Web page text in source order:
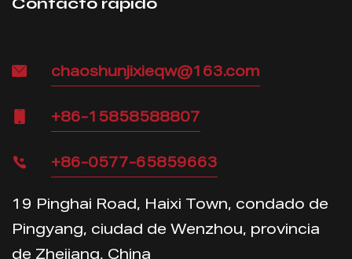
chaoshunjixieqw@163.com
+86-15858588807
+86-0577-65859663
19 Pinghai Road, Haixi Town, condado de
Pingyang, ciudad de Wenzhou, provincia
de Zhejiang, China